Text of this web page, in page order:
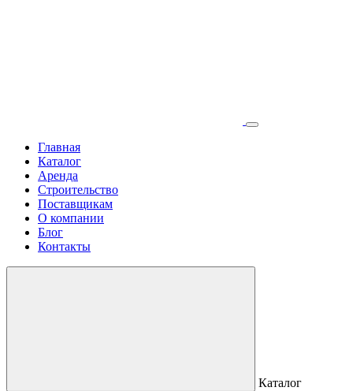
Главная
Каталог
Аренда
Строительство
Поставщикам
О компании
Блог
Контакты
Каталог